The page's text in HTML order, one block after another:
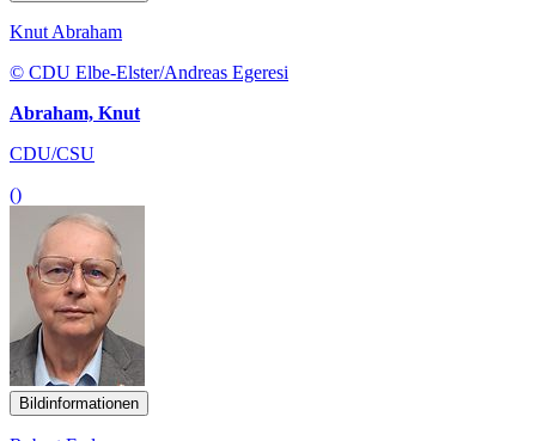
Knut Abraham
© CDU Elbe-Elster/Andreas Egeresi
Abraham, Knut
CDU/CSU
()
Bildinformationen